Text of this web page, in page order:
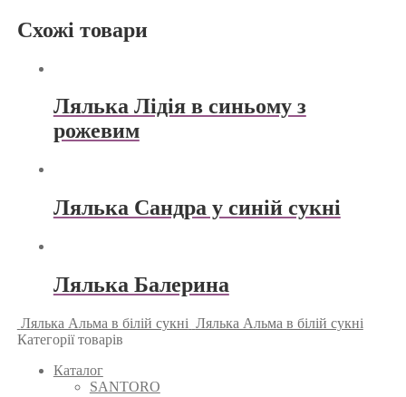
Схожі товари
Лялька Лідія в синьому з
рожевим
Лялька Сандра у синій сукні
Лялька Балерина
Лялька Альма в білій сукні Лялька Альма в білій сукні
Категорії товарів
Каталог
SANTORO